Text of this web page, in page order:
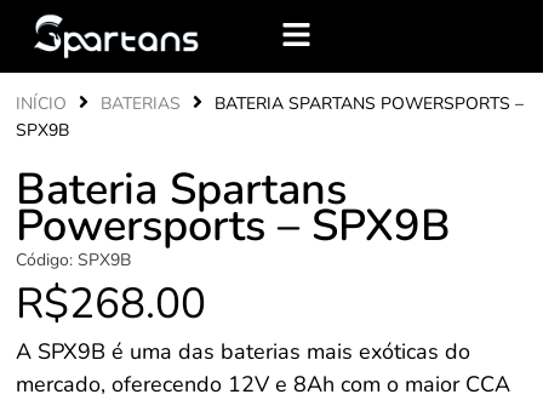
INÍCIO BATERIAS
BATERIA SPARTANS POWERSPORTS –
SPX9B
Bateria Spartans
Powersports – SPX9B
Código: SPX9B
R$268.00
A SPX9B é uma das baterias mais exóticas do
mercado, oferecendo 12V e 8Ah com o maior CCA